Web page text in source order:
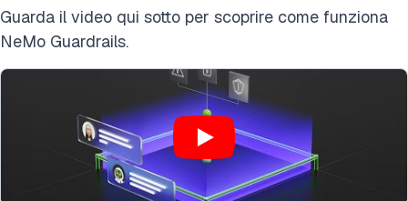
Guarda il video qui sotto per scoprire come funziona
NeMo Guardrails.